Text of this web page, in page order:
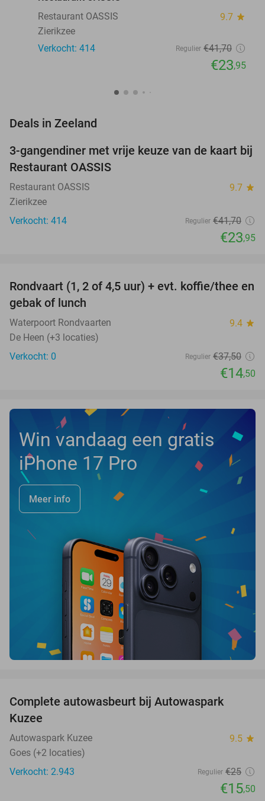
Restaurant OASSIS
9.7 star
Zierikzee
Verkocht: 414
Regulier €41,70
€23,95
Deals in Zeeland
43%
3-gangendiner met vrije keuze van de kaart bij
Restaurant OASSIS
Restaurant OASSIS 9.7 star
Zierikzee
Verkocht: 414
Regulier €41,70
€23,95
61%
TODAY
Rondvaart (1, 2 of 4,5 uur) + evt. koffie/thee en
gebak of lunch
Waterpoort Rondvaarten 9.4 star
De Heen (+3 locaties)
Verkocht: 0
Regulier €37,50
€14,50
Win vandaag een gratis
iPhone 17 Pro
Meer info
Complete autowasbeurt bij Autowaspark
Kuzee
Autowaspark Kuzee 9.5 star
Goes (+2 locaties)
Verkocht: 2.943
Regulier €25
€15,50